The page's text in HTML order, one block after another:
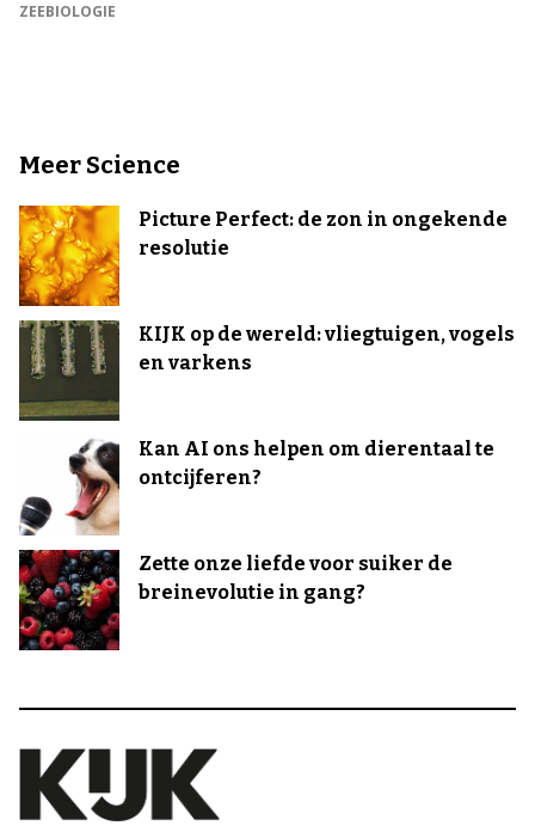
ZEEBIOLOGIE
Meer Science
Picture Perfect: de zon in ongekende
resolutie
KIJK op de wereld: vliegtuigen, vogels
en varkens
Kan AI ons helpen om dierentaal te
ontcijferen?
Zette onze liefde voor suiker de
breinevolutie in gang?